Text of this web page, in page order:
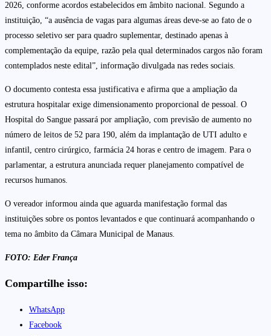
2026, conforme acordos estabelecidos em âmbito nacional. Segundo a
instituição, “a ausência de vagas para algumas áreas deve-se ao fato de o
processo seletivo ser para quadro suplementar, destinado apenas à
complementação da equipe, razão pela qual determinados cargos não foram
contemplados neste edital”, informação divulgada nas redes sociais.
O documento contesta essa justificativa e afirma que a ampliação da
estrutura hospitalar exige dimensionamento proporcional de pessoal. O
Hospital do Sangue passará por ampliação, com previsão de aumento no
número de leitos de 52 para 190, além da implantação de UTI adulto e
infantil, centro cirúrgico, farmácia 24 horas e centro de imagem. Para o
parlamentar, a estrutura anunciada requer planejamento compatível de
recursos humanos.
O vereador informou ainda que aguarda manifestação formal das
instituições sobre os pontos levantados e que continuará acompanhando o
tema no âmbito da Câmara Municipal de Manaus.
FOTO: Eder França
Compartilhe isso:
WhatsApp
Facebook